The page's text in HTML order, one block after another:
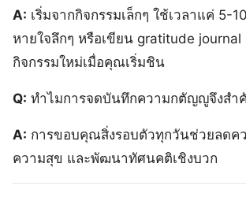
A: เริ่มจากกิจกรรมเล็กๆ ใช้เวลาแค่ 5-
หายใจลึกๆ หรือเขียน gratitude journal
กิจกรรมใหม่เมื่อคุณเริ่มชิน
Q: ทำไมการจดบันทึกความกตัญญูจึงสำ
A: การขอบคุณสิ่งรอบตัวทุกวันช่วยลดค
ความสุข และพัฒนาทัศนคติเชิงบวก